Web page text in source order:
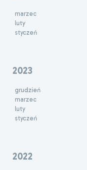
marzec
luty
styczeń
2023
grudzień
marzec
luty
styczeń
2022